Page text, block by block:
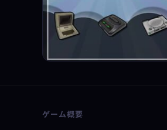
ゲーム概要